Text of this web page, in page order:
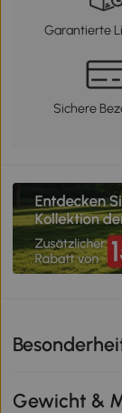
Garantierte
Sichere
Gewicht &